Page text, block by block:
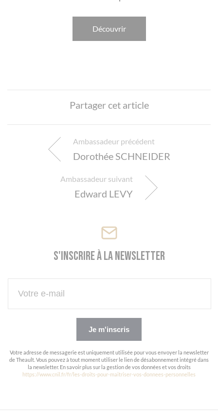
Découvrir
Partager cet article
Ambassadeur précédent
Dorothée SCHNEIDER
Ambassadeur suivant
Edward LEVY
S'inscrire à la newsletter
Je m'inscris
Votre adresse de messagerie est uniquement utilisée pour vous envoyer la newsletter
de Theault. Vous pouvez à tout moment utiliser le lien de désabonnement intégré dans
la newsletter. En savoir plus sur la gestion de vos données et vos droits
https://www.cnil.fr/fr/les-droits-pour-maitriser-vos-donnees-personnelles
Panneau de gestion des cookies